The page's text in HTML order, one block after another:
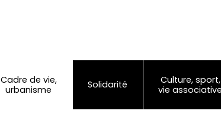
Cadre de vie,
urbanisme
Solidarité
Culture, sport,
vie associative